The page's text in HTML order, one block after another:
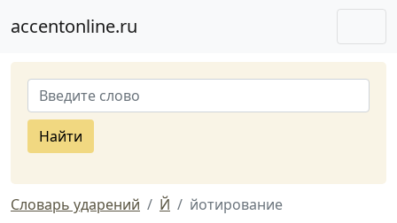
accentonline.ru
Найти
Словарь ударений Й йотирование